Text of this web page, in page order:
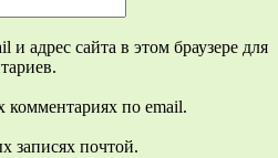
адрес сайта в этом браузере для
по email.
записях почтой.